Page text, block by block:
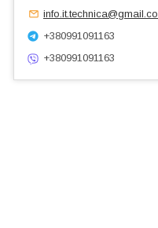
+380991091163
+380991091163